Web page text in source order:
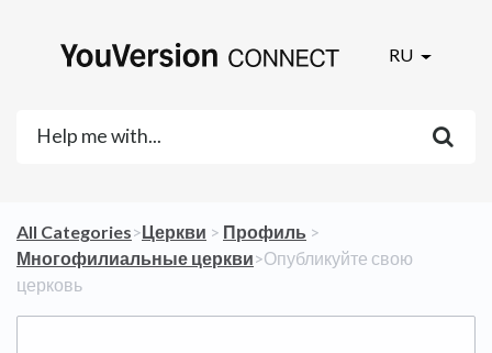
RU
All Categories​>​​Церкви ​ > ​ ​Профиль ​ > ​
Многофилиальные церкви​>​ Опубликуйте свою
церковь